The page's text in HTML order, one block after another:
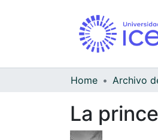
Home
La